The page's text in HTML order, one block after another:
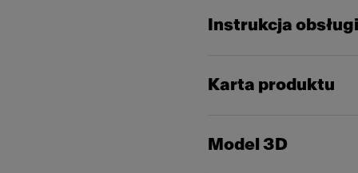
Instrukcja obsługi
Karta produktu
Model 3D